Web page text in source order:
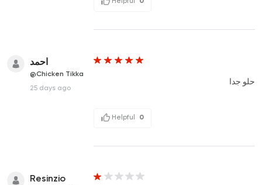
احمد
@Chicken Tikka
25 days ago
حلو جدا
Helpful 0
Resinzio